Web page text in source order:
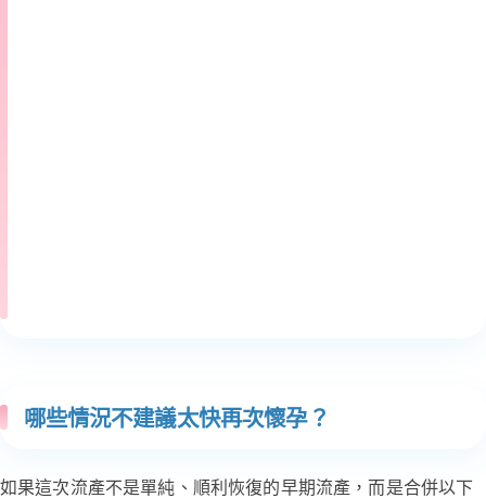
哪些情況不建議太快再次懷孕？
如果這次流產不是單純、順利恢復的早期流產，而是合併以下